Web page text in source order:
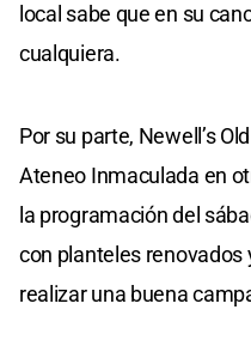
local sabe que en su
cualquiera.
Por su parte, Newell’s
Ateneo Inmaculada en
la programación del
con planteles renovados
realizar una buena